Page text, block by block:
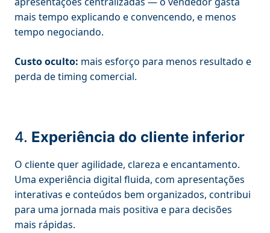
mais tempo explicando e convencendo, e menos
tempo negociando.
Custo oculto: mais esforço para menos resultado e
perda de timing comercial.
4. Experiência do cliente inferior
O cliente quer agilidade, clareza e encantamento.
Uma experiência digital fluida, com apresentações
interativas e conteúdos bem organizados, contribui
para uma jornada mais positiva e para decisões
mais rápidas.